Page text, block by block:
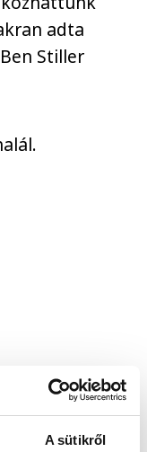
A sütikről
adta
Stiller